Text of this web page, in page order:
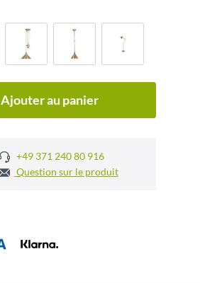
Ajouter au panier
+49 371 240 80 916
Question sur le produit